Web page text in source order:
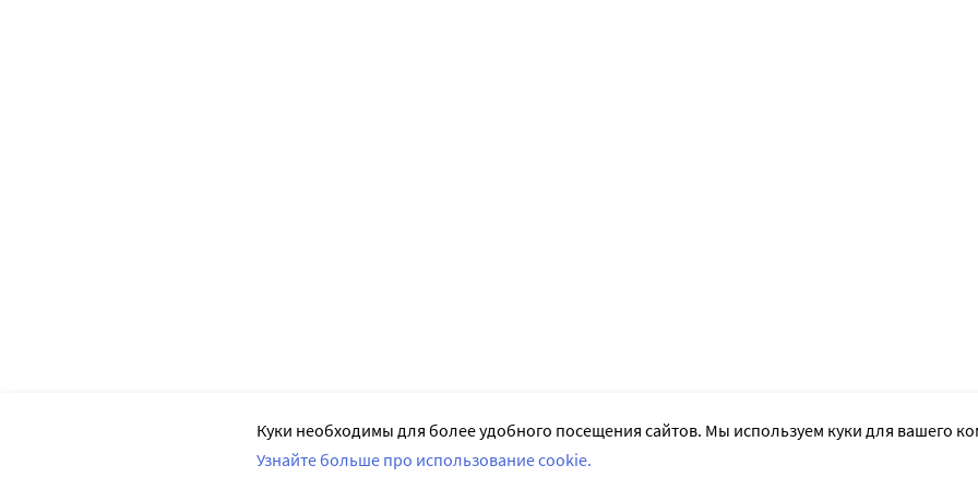
Куки необходимы для более удобного посещения сайтов. Мы используем куки для вашего
Узнайте больше про использование cookie.